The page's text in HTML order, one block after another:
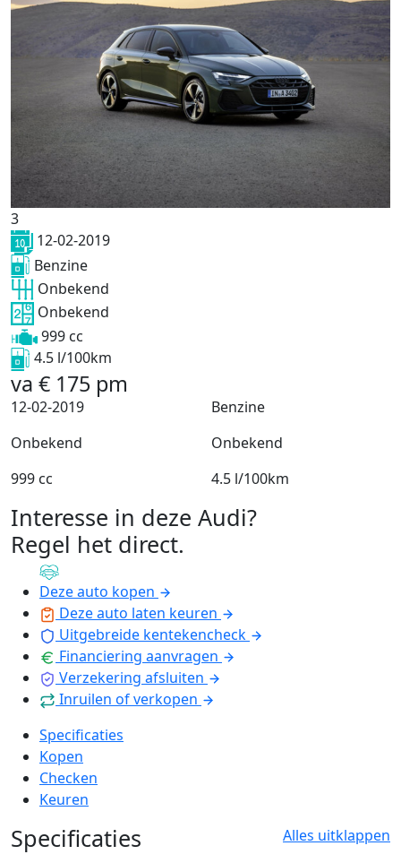
3
12-02-2019
Benzine
Onbekend
Onbekend
999 cc
4.5 l/100km
va € 175 pm
12-02-2019
Benzine
Onbekend
Onbekend
999 cc
4.5 l/100km
Interesse in deze Audi?
Regel het direct.
Deze auto kopen
Deze auto laten keuren
Uitgebreide kentekencheck
Financiering aanvragen
Verzekering afsluiten
Inruilen of verkopen
Specificaties
Kopen
Checken
Keuren
Specificaties Alles uitklappen